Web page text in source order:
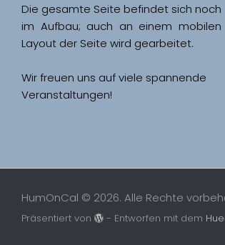
Die gesamte Seite befindet sich noch
im Aufbau; auch an einem mobilen
Wir freuen uns auf viele spannende
Veranstaltungen!
HumOnCal © 2026. Alle Rechte
Präsentiert von - Entworfen mit dem